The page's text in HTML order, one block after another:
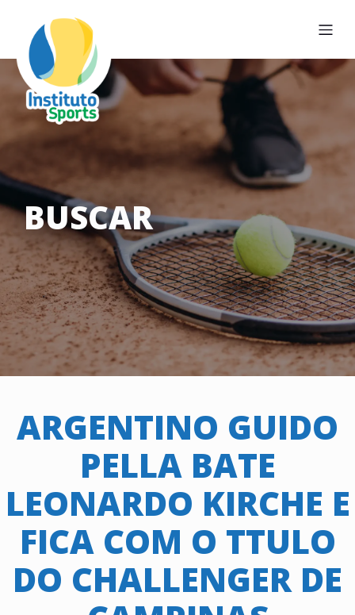
BUSCAR
ARGENTINO GUIDO
PELLA BATE
LEONARDO KIRCHE E
FICA COM O TTULO
DO CHALLENGER DE